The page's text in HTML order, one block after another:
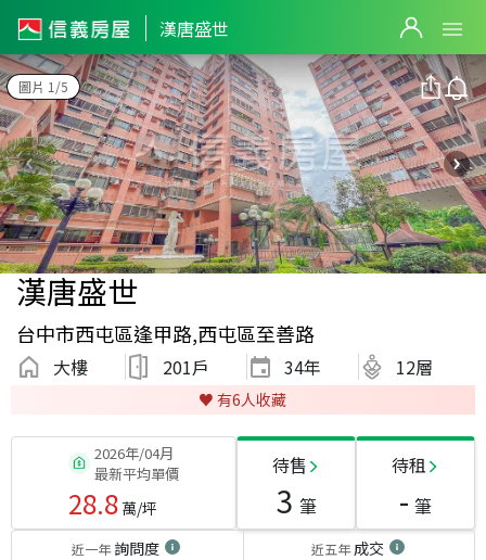
漢唐盛世
圖片 1/5
漢唐盛世
台中市西屯區逢甲路,西屯區至善路
大樓 201戶 34年 12層
♥️ 有6人收藏
2026年/04月
最新平均單價
28.8萬/坪
待售
3 筆
待租
- 筆
近一年詢問度 近五年成交